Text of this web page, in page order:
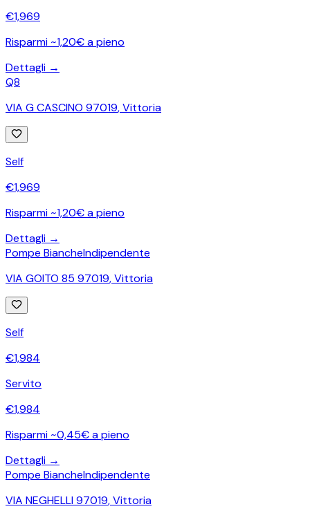
€1,969
Risparmi ~1,20€ a pieno
Dettagli →
Q8
VIA G CASCINO 97019,Vittoria
Self
€1,969
Risparmi ~1,20€ a pieno
Dettagli →
Pompe BiancheIndipendente
VIA GOITO 85 97019,Vittoria
Self
€1,984
Servito
€1,984
Risparmi ~0,45€ a pieno
Dettagli →
Pompe BiancheIndipendente
VIA NEGHELLI 97019,Vittoria